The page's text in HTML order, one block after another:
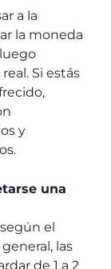
a la
la moneda
Si estás
y
una
el
las
de 1 a 2